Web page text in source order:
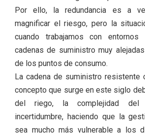
Por ello, la redundancia es a
magnificar el riesgo, pero la
cuando trabajamos con
cadenas de suministro muy
de los puntos de consumo.
La cadena de suministro resistente
concepto que surge en este siglo
del riego, la complejidad
incertidumbre, haciendo que la
sea mucho más vulnerable a los